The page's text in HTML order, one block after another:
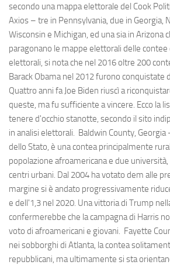
secondo una mappa elettorale del Cook
Axios – tre in Pennsylvania, due in Georgia,
Wisconsin e Michigan, ed una sia in Arizona
paragonano le mappe elettorali delle contee
elettorali, si nota che nel 2016 oltre 200
Barack Obama nel 2012 furono conquistate
Quattro anni fa Joe Biden riuscì a
queste, ma fu sufficiente a vincere. Ecco la
tenere d'occhio stanotte, secondo il sito
in analisi elettorali. Baldwin County, Georgia
dello Stato, è una contea principalmente
popolazione afroamericana e due
centri urbani. Dal 2004 ha votato dem alle
margine si è andato progressivamente
e dell'1,3 nel 2020. Una vittoria di Trump
confermerebbe che la campagna di Harris
voto di afroamericani e giovani. Fayette
nei sobborghi di Atlanta, la contea
repubblicani, ma ultimamente si sta